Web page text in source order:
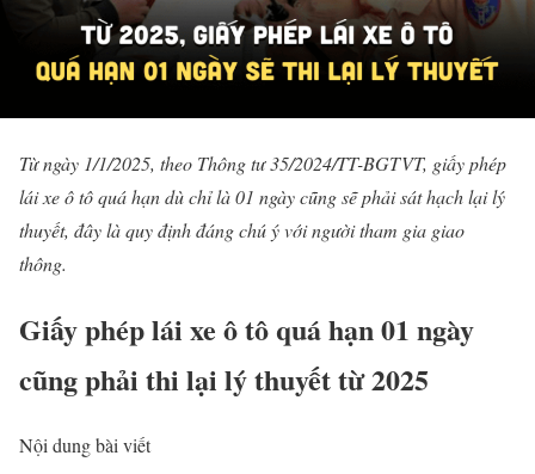
Từ ngày 1/1/2025, theo Thông tư 35/2024/TT-BGTVT, giấy phép
lái xe ô tô quá hạn dù chỉ là 01 ngày cũng sẽ phải sát hạch lại lý
thuyết, đây là quy định đáng chú ý với người tham gia giao
thông.
Giấy phép lái xe ô tô quá hạn 01 ngày
cũng phải thi lại lý thuyết từ 2025
Nội dung bài viết